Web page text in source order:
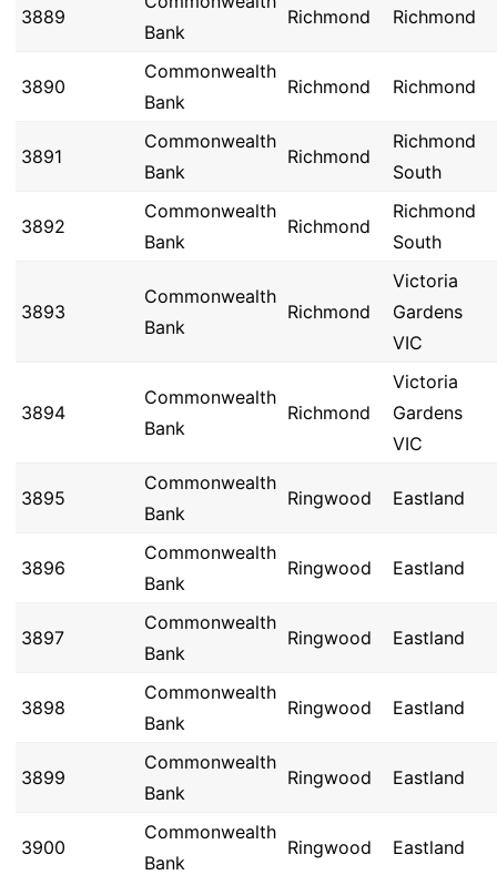
3889
Bank
Richmond Richmond
3890
Commonwealth
Bank
Richmond Richmond
3891
Commonwealth
Bank
Richmond
Richmond
South
3892
Commonwealth
Bank
Richmond
Richmond
South
3893
Commonwealth
Bank
Richmond
Victoria
Gardens
VIC
3894
Commonwealth
Bank
Richmond
Victoria
Gardens
VIC
3895
Commonwealth
Bank
Ringwood Eastland
3896
Commonwealth
Bank
Ringwood Eastland
3897
Commonwealth
Bank
Ringwood Eastland
3898
Commonwealth
Bank
Ringwood Eastland
3899
Commonwealth
Bank
Ringwood Eastland
3900
Commonwealth
Bank
Ringwood Eastland